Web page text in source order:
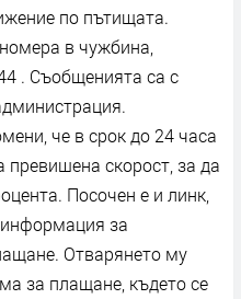
по пътищата.
в чужбина,
. Съобщенията са с
че в срок до 24 часа
превишена скорост, за да
Посочен е и линк,
за
Отварянето му
за плащане, където се